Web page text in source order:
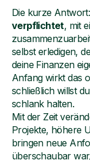
Die kurze
verpflichtet, mit
selbst erledigen,
deine Finanzen
Anfang wirkt das
schließlich willst
schlank halten.
Mit der Zeit
Projekte, höhere
bringen neue
überschaubar